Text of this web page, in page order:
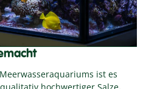
ist es